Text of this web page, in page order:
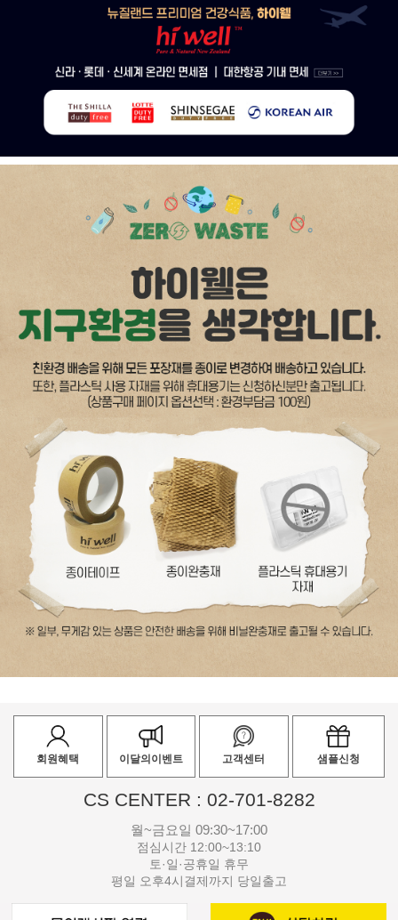
회원혜택 이달의이벤트 고객센터 샘플신청
CS CENTER : 02-701-8282
월~금요일 09:30~17:00
점심시간 12:00~13:10
토·일·공휴일 휴무
평일 오후4시결제까지 당일출고